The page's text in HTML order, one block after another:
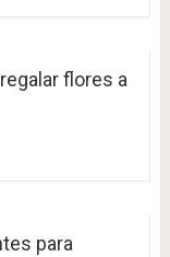
flores a
para